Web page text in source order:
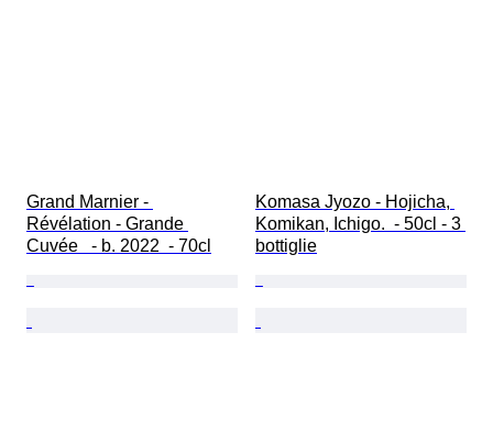
Grand Marnier -
Révélation - Grande
Cuvée   - b. 2022  - 70cl
Komasa Jyozo - Hojicha,
Komikan, Ichigo.  - 50cl - 3
bottiglie